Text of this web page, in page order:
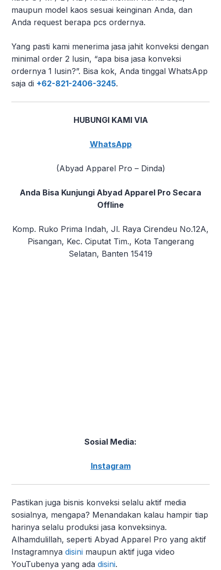
maupun model kaos sesuai keinginan Anda, dan
Anda request berapa pcs ordernya.
Yang pasti kami menerima jasa jahit konveksi dengan
minimal order 2 lusin, “apa bisa jasa konveksi
ordernya 1 lusin?”. Bisa kok, Anda tinggal WhatsApp
saja di +62-821-2406-3245.
HUBUNGI KAMI VIA
WhatsApp
(Abyad Apparel Pro – Dinda)
Anda Bisa Kunjungi Abyad Apparel Pro Secara
Offline
Komp. Ruko Prima Indah, Jl. Raya Cirendeu No.12A,
Pisangan, Kec. Ciputat Tim., Kota Tangerang
Selatan, Banten 15419
Sosial Media:
Instagram
Pastikan juga bisnis konveksi selalu aktif media
sosialnya, mengapa? Menandakan kalau hampir tiap
harinya selalu produksi jasa konveksinya.
Alhamdulillah, seperti Abyad Apparel Pro yang aktif
Instagramnya disini maupun aktif juga video
YouTubenya yang ada disini.